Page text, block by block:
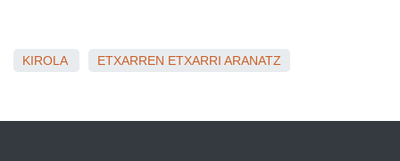
KIROLA ETXARREN ETXARRI ARANATZ